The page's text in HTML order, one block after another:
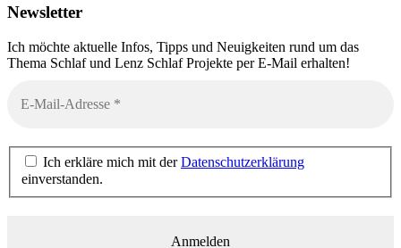
Newsletter
Ich möchte aktuelle Infos, Tipps und Neuigkeiten rund um das
Thema Schlaf und Lenz Schlaf Projekte per E-Mail erhalten!
Ich erkläre mich mit derDatenschutzerklärung
einverstanden.